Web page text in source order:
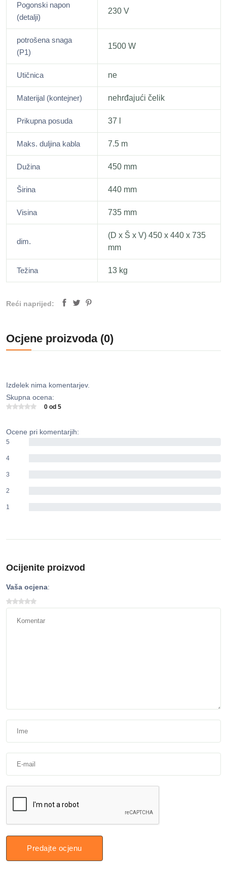
Pogonski napon
(detalji)
230 V
potrošena snaga
(P1)
1500 W
Utičnica ne
Materijal (kontejner) nehrđajući čelik
Prikupna posuda 37 l
Maks. duljina kabla 7.5 m
Dužina 450 mm
Širina 440 mm
Visina 735 mm
dim.
(D x Š x V) 450 x 440 x 735
mm
Težina 13 kg
Reći naprijed:
Ocjene proizvoda (0)
Izdelek nima komentarjev.
Skupna ocena:
0 od 5
Ocene pri komentarjih:
5
4
3
2
1
Ocijenite proizvod
Vaša ocjena:
Predajte ocjenu